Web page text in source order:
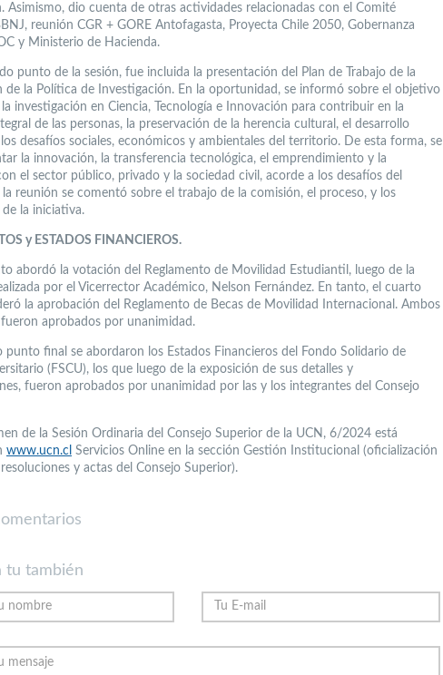
Asimismo, dio cuenta de otras actividades relacionadas con el Comité
reunión CGR + GORE Antofagasta, Proyecta Chile 2050, Gobernanza
y Ministerio de Hacienda.
punto de la sesión, fue incluida la presentación del Plan de Trabajo de la
de la Política de Investigación. En la oportunidad, se informó sobre el objetivo
investigación en Ciencia, Tecnología e Innovación para contribuir en la
de las personas, la preservación de la herencia cultural, el desarrollo
desafíos sociales, económicos y ambientales del territorio. De esta forma, se
la innovación, la transferencia tecnológica, el emprendimiento y la
el sector público, privado y la sociedad civil, acorde a los desafíos del
reunión se comentó sobre el trabajo de la comisión, el proceso, y los
de la iniciativa.
y ESTADOS FINANCIEROS.
abordó la votación del Reglamento de Movilidad Estudiantil, luego de la
por el Vicerrector Académico, Nelson Fernández. En tanto, el cuarto
la aprobación del Reglamento de Becas de Movilidad Internacional. Ambos
aprobados por unanimidad.
punto final se abordaron los Estados Financieros del Fondo Solidario de
(FSCU), los que luego de la exposición de sus detalles y
fueron aprobados por unanimidad por las y los integrantes del Consejo
de la Sesión Ordinaria del Consejo Superior de la UCN, 6/2024 está
www.ucn.cl Servicios Online en la sección Gestión Institucional (oficialización
y actas del Consejo Superior).
tu también